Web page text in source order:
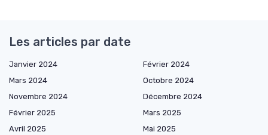
Les articles par date
Janvier 2024
Février 2024
Mars 2024
Octobre 2024
Novembre 2024
Décembre 2024
Février 2025
Mars 2025
Avril 2025
Mai 2025